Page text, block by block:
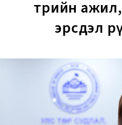
төрийн ажил,
эрсдэл